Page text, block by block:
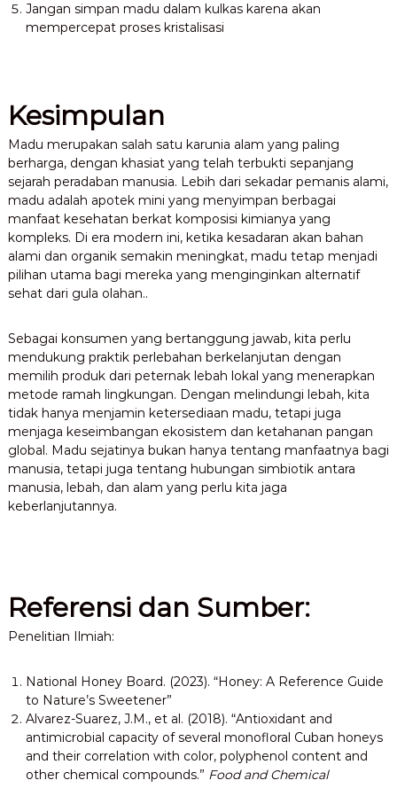
Jangan simpan madu dalam kulkas karena akan
mempercepat proses kristalisasi
Kesimpulan
Madu merupakan salah satu karunia alam yang paling
berharga, dengan khasiat yang telah terbukti sepanjang
sejarah peradaban manusia. Lebih dari sekadar pemanis alami,
madu adalah apotek mini yang menyimpan berbagai
manfaat kesehatan berkat komposisi kimianya yang
kompleks. Di era modern ini, ketika kesadaran akan bahan
alami dan organik semakin meningkat, madu tetap menjadi
pilihan utama bagi mereka yang menginginkan alternatif
sehat dari gula olahan..
Sebagai konsumen yang bertanggung jawab, kita perlu
mendukung praktik perlebahan berkelanjutan dengan
memilih produk dari peternak lebah lokal yang menerapkan
metode ramah lingkungan. Dengan melindungi lebah, kita
tidak hanya menjamin ketersediaan madu, tetapi juga
menjaga keseimbangan ekosistem dan ketahanan pangan
global. Madu sejatinya bukan hanya tentang manfaatnya bagi
manusia, tetapi juga tentang hubungan simbiotik antara
manusia, lebah, dan alam yang perlu kita jaga
keberlanjutannya.
Referensi dan Sumber:
Penelitian Ilmiah:
National Honey Board. (2023). “Honey: A Reference Guide
to Nature’s Sweetener”
Alvarez-Suarez, J.M., et al. (2018). “Antioxidant and
antimicrobial capacity of several monofloral Cuban honeys
and their correlation with color, polyphenol content and
other chemical compounds.” Food and Chemical